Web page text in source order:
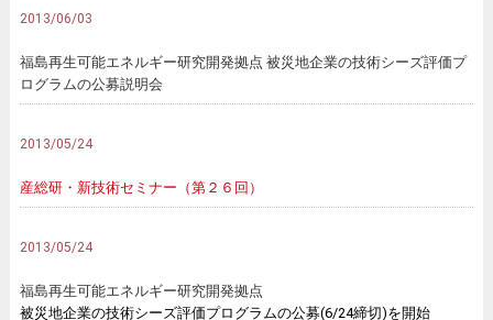
2013/06/03
福島再生可能エネルギー研究開発拠点 被災地企業の技術シーズ評価プ
ログラムの公募説明会
2013/05/24
産総研・新技術セミナー（第２６回）
2013/05/24
福島再生可能エネルギー研究開発拠点
被災地企業の技術シーズ評価プログラムの公募(6/24締切)を開始